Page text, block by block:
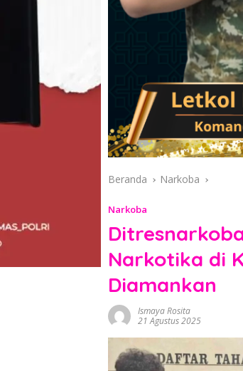
Beranda Narkoba
Narkoba
Narkotika di
Diamankan
Ismaya Rosita
21 Agustus 2025